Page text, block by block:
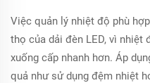
Việc quản lý nhiệt độ phù
thọ của dải đèn LED, vì
xuống cấp nhanh hơn. Áp
quả như sử dụng đệm nhiệt